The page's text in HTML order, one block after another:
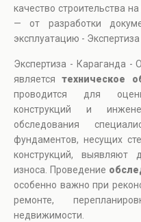
качество строительства
— от разработки
эксплуатацию - Экспертиза
Экспертиза - Караганда -
являетсятехническое
проводится для
конструкций и
обследования
фундаментов, несущих
конструкций, выявляют
износа. Проведение
особенно важно при
ремонте,
недвижимости.